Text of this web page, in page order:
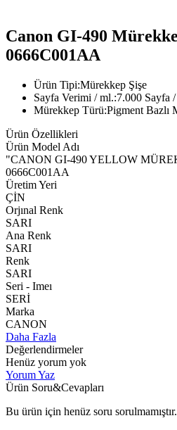
Canon GI-490
0666C001AA
Ürün Tipi:Mürekkep Şişe
Sayfa Verimi / ml.:7.000 Sayfa
Mürekkep Türü:Pigment Bazlı
Ürün Özellikleri
Ürün Model Adı
"CANON GI-490 YELLOW
0666C001AA
Üretim Yeri
ÇİN
Orjınal Renk
SARI
Ana Renk
SARI
Renk
SARI
Seri - Imeı
SERİ
Marka
CANON
Daha Fazla
Değerlendirmeler
Henüz yorum yok
Yorum Yaz
Ürün Soru&Cevapları
Bu ürün için henüz soru sorulmamıştır.